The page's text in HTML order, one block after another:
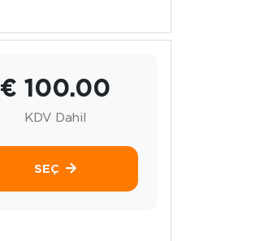
€ 100.00
KDV Dahil
SEÇ